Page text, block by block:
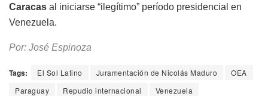
Caracas al iniciarse “ilegítimo” período presidencial en
Venezuela.
Por: José Espinoza
Tags: El Sol Latino Juramentación de Nicolás Maduro
OEA
Paraguay
Repudio internacional Venezuela